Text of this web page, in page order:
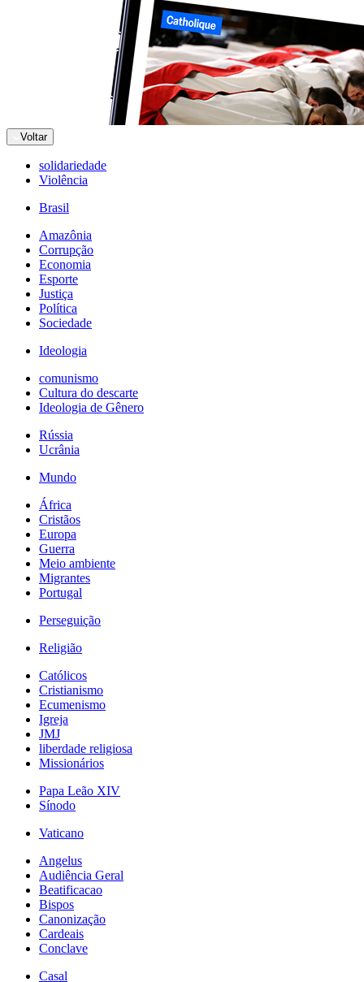
Voltar
solidariedade
Violência
Brasil
Amazônia
Corrupção
Economia
Esporte
Justiça
Política
Sociedade
Ideologia
comunismo
Cultura do descarte
Ideologia de Gênero
Rússia
Ucrânia
Mundo
África
Cristãos
Europa
Guerra
Meio ambiente
Migrantes
Portugal
Perseguição
Religião
Católicos
Cristianismo
Ecumenismo
Igreja
JMJ
liberdade religiosa
Missionários
Papa Leão XIV
Sínodo
Vaticano
Angelus
Audiência Geral
Beatificacao
Bispos
Canonização
Cardeais
Conclave
Casal